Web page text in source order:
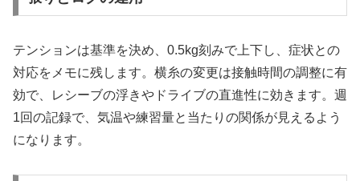
テンションは基準を決め、0.5kg刻みで上下し、症状との
対応をメモに残します。横糸の変更は接触時間の調整に有
効で、レシーブの浮きやドライブの直進性に効きます。週
1回の記録で、気温や練習量と当たりの関係が見えるよう
になります。